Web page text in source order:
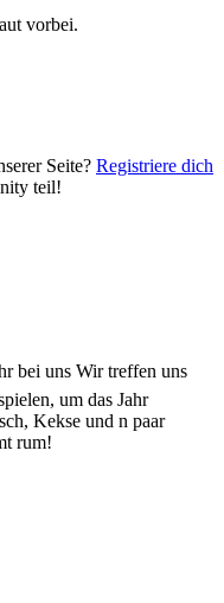
vorbei.
Seite? Registriere dich
teil!
bei uns Wir treffen uns
um das Jahr
Kekse und n paar
rum!